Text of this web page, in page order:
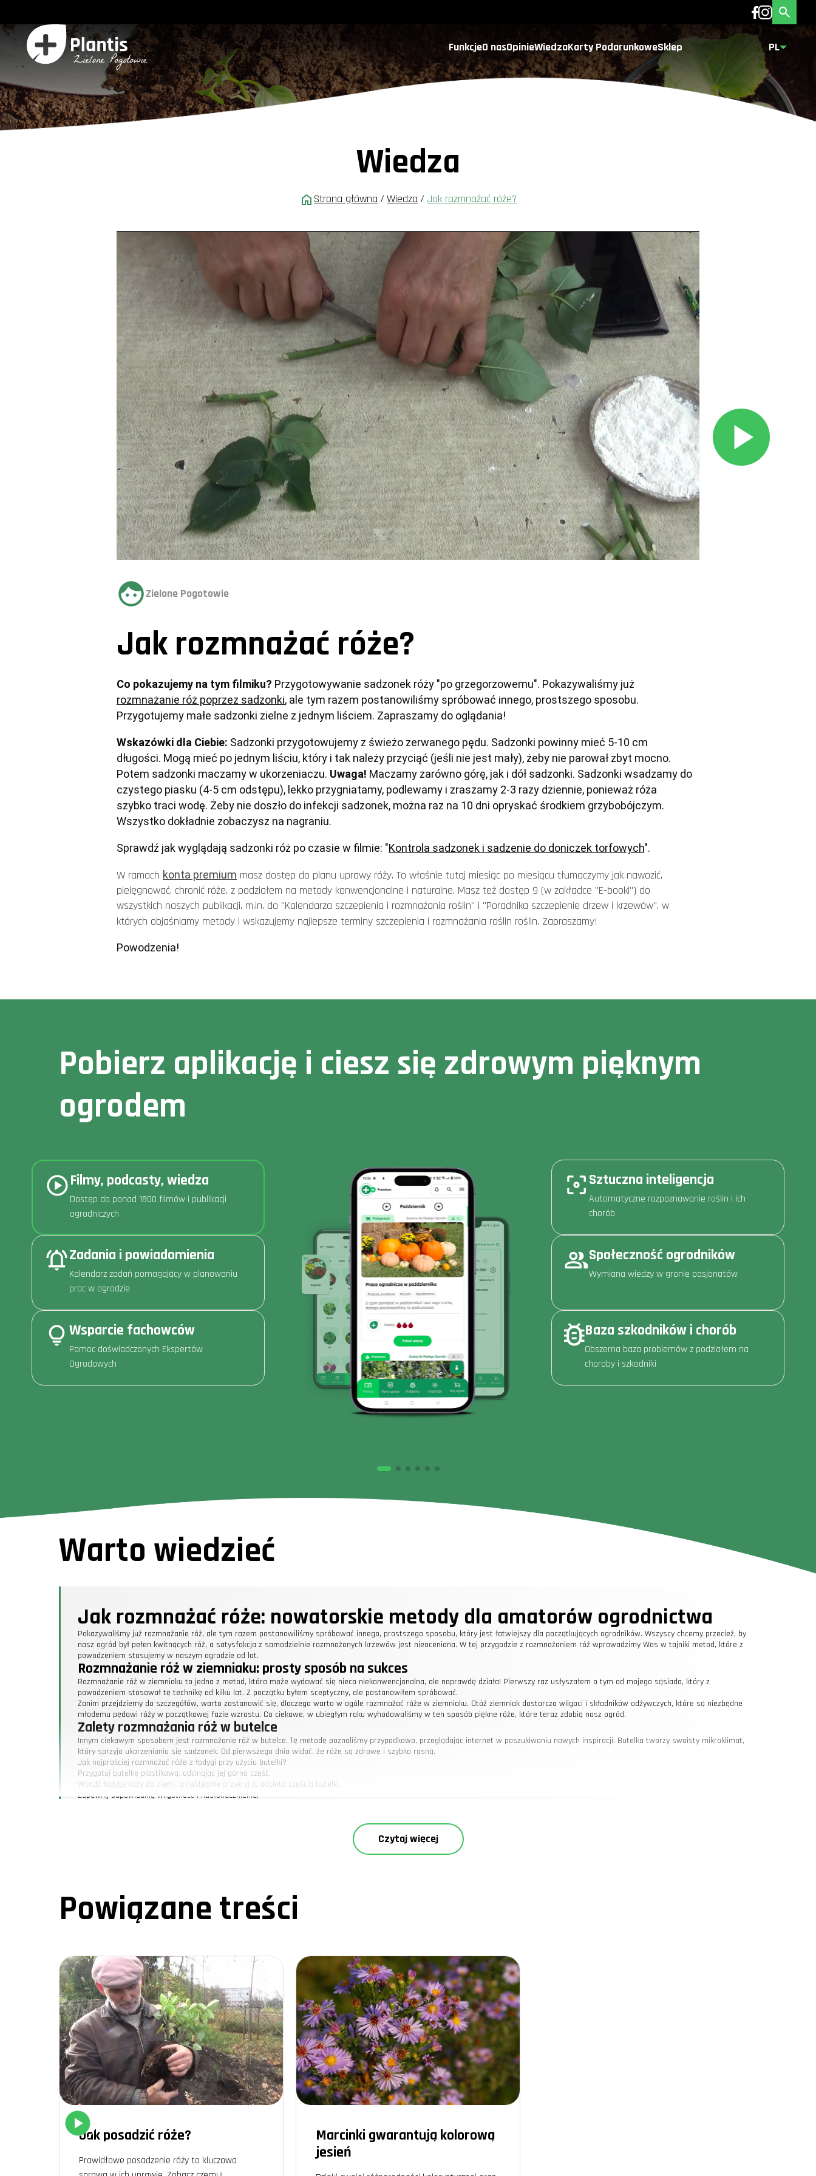
FunkcjeO nasOpinieWiedzaKarty PodarunkoweSklep PL
Wiedza
Strona główna / Wiedza / Jak rozmnażać róże?
Zielone Pogotowie
Jak rozmnażać róże?
Co pokazujemy na tym filmiku?
rozmnażanie róż poprzez sadzonki, ale tym razem postanowiliśmy spróbować innego, prostszego sposobu.
Przygotujemy małe sadzonki zielne z jednym liściem. Zapraszamy do oglądania!
Wskazówki dla Ciebie: Sadzonki przygotowujemy z świeżo zerwanego pędu. Sadzonki powinny mieć 5-10 cm
długości. Mogą mieć po jednym liściu, który i tak należy przyciąć (jeśli nie jest mały), żeby nie parował zbyt mocno.
Potem sadzonki maczamy w ukorzeniaczu. Uwaga! Maczamy zarówno górę, jak i dół sadzonki. Sadzonki wsadzamy do
czystego piasku (4-5 cm odstępu), lekko przygniatamy, podlewamy i zraszamy 2-3 razy dziennie, ponieważ róża
szybko traci wodę. Żeby nie doszło do infekcji sadzonek, można raz na 10 dni opryskać środkiem grzybobójczym.
Wszystko dokładnie zobaczysz na nagraniu.
Sprawdź jak wyglądają sadzonki róż po czasie w filmie: "Kontrola sadzonek i sadzenie do doniczek torfowych".
W ramach konta premium masz dostęp do planu uprawy róży. To właśnie tutaj miesiąc po miesiącu tłumaczymy jak nawozić,
pielęgnować, chronić róże, z podziałem na metody konwencjonalne i naturalne. Masz też dostęp 9 (w zakładce "E-booki") do
wszystkich naszych publikacji, m.in. do "Kalendarza szczepienia i rozmnażania roślin" i "Poradnika szczepienie drzew i krzewów", w
których objaśniamy metody i wskazujemy najlepsze terminy szczepienia i rozmnażania roślin roślin. Zapraszamy!
Powodzenia!
Pobierz aplikację i ciesz się zdrowym pięknym
ogrodem
Filmy, podcasty, wiedza
Dostęp do ponad 1800 filmów i publikacji
ogrodniczych
Zadania i powiadomienia
Kalendarz zadań pomagający w planowaniu
prac w ogrodzie
Wsparcie fachowców
Pomoc doświadczonych Ekspertów
Ogrodowych
Sztuczna inteligencja
Automatyczne rozpoznawanie roślin i ich
chorób
Społeczność ogrodników
Wymiana wiedzy w gronie pasjonatów
Baza szkodników i chorób
Obszerna baza problemów z podziałem na
choroby i szkodniki
Warto wiedzieć
Jak rozmnażać róże: nowatorskie metody dla amatorów ogrodnictwa
Pokazywaliśmy już rozmnażanie róż, ale tym razem postanowiliśmy spróbować innego, prostszego sposobu, który jest łatwiejszy dla początkujących ogrodników. Wszyscy chcemy przecież, by
nasz ogród był pełen kwitnących róż, a satysfakcja z samodzielnie rozmnożonych krzewów jest nieoceniona. W tej przygodzie z rozmnażaniem róż wprowadzimy Was w tajniki metod, które z
powodzeniem stosujemy w naszym ogrodzie od lat.
Rozmnażanie róż w ziemniaku: prosty sposób na sukces
Rozmnażanie róż w ziemniaku to jedna z metod, która może wydawać się nieco niekonwencjonalna, ale naprawdę działa! Pierwszy raz usłyszałem o tym od mojego sąsiada, który z
powodzeniem stosował tę technikę od kilku lat. Z początku byłem sceptyczny, ale postanowiłem spróbować.
Zanim przejdziemy do szczegółów, warto zastanowić się, dlaczego warto w ogóle rozmnażać róże w ziemniaku. Otóż ziemniak dostarcza wilgoci i składników odżywczych, które są niezbędne
młodemu pędowi róży w początkowej fazie wzrostu. Co ciekawe, w ubiegłym roku wyhodowaliśmy w ten sposób piękne róże, które teraz zdobią nasz ogród.
Zalety rozmnażania róż w butelce
Innym ciekawym sposobem jest rozmnażanie róż w butelce. Tę metodę poznaliśmy przypadkowo, przeglądając internet w poszukiwaniu nowych inspiracji. Butelka tworzy swoisty mikroklimat,
który sprzyja ukorzenianiu się sadzonek. Od pierwszego dnia widać, że róże są zdrowe i szybko rosną.
Jak najprościej rozmnażać róże z łodygi przy użyciu butelki?
Przygotuj butelkę plastikową, odcinając jej górną część.
Wsadź łodygę róży do ziemi, a następnie przykryj ją odciętą częścią butelki.
Zapewnij odpowiednią wilgotność i nasłonecznienie.
Chociaż jeszcze nie mieliśmy okazji wypróbować rozmnażania róż w bananie i aloesie, słyszeliśmy wiele pozytywnych opinii od innych ogrodników. Mój sąsiad ma na to inne spojrzenie –
twierdzi, że to niezawodne sposoby, które zawsze przynoszą rezultaty, zwłaszcza jeśli chodzi o jesienne rozmnażanie róż.
Kiedy rozmnażać róże, aby osiągnąć najlepsze efekty?
To pytanie retoryczne, które warto zadać sobie przed rozpoczęciem przygody z rozmnażaniem róż. Kluczem do sukcesu jest odpowiedni dobór czasu. Z doświadczenia wiemy, że najlepszym
Rozmnażanie róż z patyków: jak to zrobić?
Jednym z najbardziej tradycyjnych sposobów jest rozmnażanie róż z patyków. Wymaga on jednak nieco więcej cierpliwości i wprawy. Kiedy zaczynaliśmy naszą przygodę ogrodniczą,
Regularnie sprawdzaj stan wilgotności i nasłonecznienia.
W naszym przypadku, pierwsze rozmnażanie róż z patyków zakończyło się połowicznym sukcesem. Nie wszystkie sadzonki się przyjęły, ale te, które przetrwały, zachwyciły nas swoją urodą.
Teraz, z większym doświadczeniem, potrafimy lepiej ocenić, które patyki mają największe szanse na ukorzenienie.
Podsumowanie: magia rozmnażania róż w Twoim ogrodzie
Rozmnażanie róż to nie tylko technika, ale prawdziwa sztuka, która wymaga cierpliwości, zaangażowania i pasji. Każda metoda, czy to rozmnażanie róż w wodzie, piasku, czy nawet w aloesie,
ma swoje zalety i może przynieść upragnione efekty. Dlaczego więc nie spróbować samodzielnie rozmnożyć róże i nie cieszyć się ich pięknem w swoim ogrodzie?
Nasze doświadczenia pokazują, że warto zaryzykować i eksperymentować. Każdy sukces cieszy, a każda porażka uczy nas czegoś nowego. Mamy nadzieję, że nasze porady i osobiste
doświadczenia zachęcą Was do spróbowania nowych metod i odkrywania świata ogrodnictwa na nowo.
Niech róże kwitną w Waszych ogrodach, a każdy kolejny pąk będzie dowodem na to, że warto podążać za swoją pasją!
Czytaj więcej
Powiązane treści
Jak posadzić róże?
Prawidłowe posadzenie róży to kluczowa
Marcinki gwarantują kolorową
jesień